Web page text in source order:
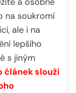
na soukromí
ale i na
lepšího
s jiným
článek slouží